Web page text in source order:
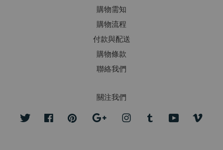
購物需知
購物流程
付款與配送
購物條款
聯絡我們
關注我們
Twitter FacebookPinterest Google InstagramTumblr YouTube